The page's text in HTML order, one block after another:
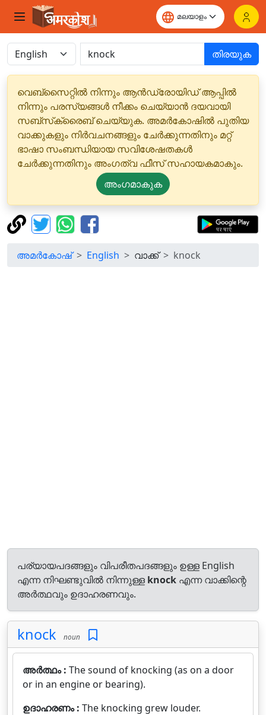
തിരയുക
വെബ്‌സൈറ്റിൽ നിന്നും ആൻഡ്രോയിഡ് ആപ്പിൽ
നിന്നും പരസ്യങ്ങൾ നീക്കം ചെയ്യാൻ ദയവായി
സബ്‌സ്‌ക്രൈബ് ചെയ്യുക. അമർകോഷിൽ പുതിയ
വാക്കുകളും നിർവചനങ്ങളും ചേർക്കുന്നതിനും മറ്റ്
ഭാഷാ സംബന്ധിയായ സവിശേഷതകൾ
ചേർക്കുന്നതിനും അംഗത്വ ഫീസ് സഹായകമാകും.
അംഗമാകുക
അമർകോഷ് English വാക്ക് knock
പര്യായപദങ്ങളും വിപരീതപദങ്ങളും ഉള്ള English
എന്ന നിഘണ്ടുവിൽ നിന്നുള്ള knock എന്ന വാക്കിന്റെ
അർത്ഥവും ഉദാഹരണവും.
knock noun
അർത്ഥം : The sound of knocking (as on a door
or in an engine or bearing).
ഉദാഹരണം : The knocking grew louder.